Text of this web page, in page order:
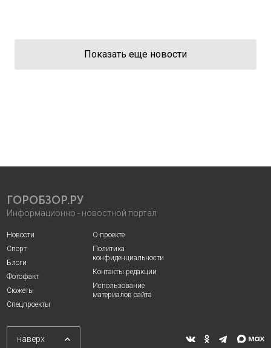
Показать еще новости
ГОРОБЗОР.РУ
Информационно - новостной портал
Новости
Спорт
Блоги
Фотофакт
Сюжеты
Спецпроекты
О проекте
Политика
конфиденциальности
Контакты редакции
Использование
материалов сайта
наверх